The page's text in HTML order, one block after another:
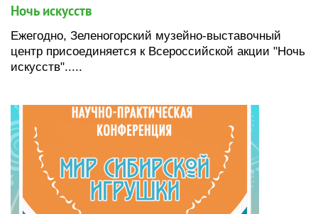
Ночь искусств
Ежегодно, Зеленогорский музейно-выставочный
центр присоединяется к Всероссийской акции "Ночь
искусств".....